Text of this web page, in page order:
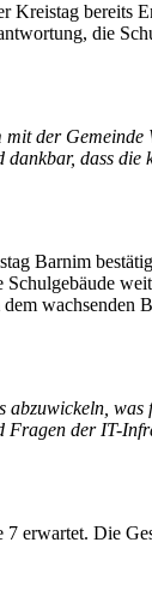
bereits
die
mit der
dass die
Barnim
Schulgebäude
wachsenden
abzuwickeln,
Fragen der IT-
erwartet. Die